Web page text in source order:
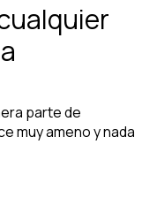
parte de
muy ameno y nada